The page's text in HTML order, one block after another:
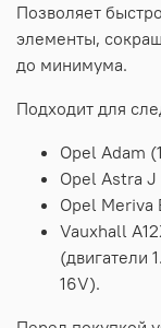
Позволяет
элементы,
до минимума.
Подходит для
Opel Adam
Opel Astra J
Opel Meriva
Vauxhall
(двигатели
16V).